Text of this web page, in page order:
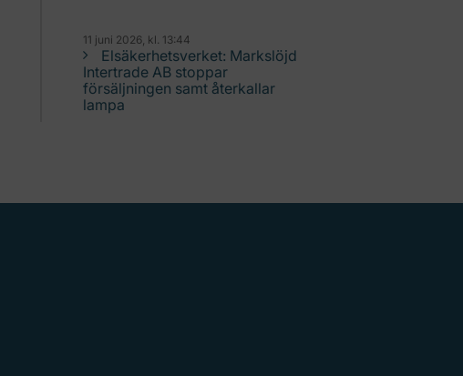
11 juni 2026, kl. 13:44
Elsäkerhetsverket: Markslöjd
Intertrade AB stoppar
försäljningen samt återkallar
lampa